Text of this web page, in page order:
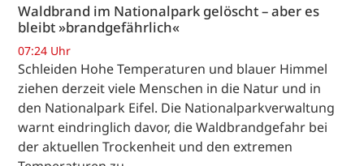
Waldbrand im Nationalpark gelöscht – aber es
bleibt »brandgefährlich«
07:24 Uhr
Schleiden Hohe Temperaturen und blauer Himmel
ziehen derzeit viele Menschen in die Natur und in
den Nationalpark Eifel. Die Nationalparkverwaltung
warnt eindringlich davor, die Waldbrandgefahr bei
der aktuellen Trockenheit und den extremen